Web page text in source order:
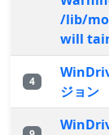
/lib/
will
4
ジョン